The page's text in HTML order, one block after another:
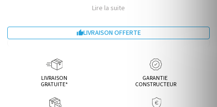
Lire la suite
LIVRAISON OFFERTE
LIVRAISON
GRATUITE*
GARANTIE
CONSTRUCTEUR